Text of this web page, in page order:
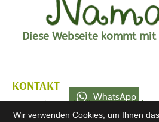
Diese Webseite kommt mit
KONTAKT
Namasté -Praxis für ganzheitliche
Yvonne Finke-Haase
WhatsApp
Mobil
Wir verwenden Cookies, um Ihnen